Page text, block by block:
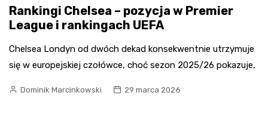
Rankingi Chelsea – pozycja w Premier
League i rankingach UEFA
Chelsea Londyn od dwóch dekad konsekwentnie utrzymuje
się w europejskiej czołówce, choć sezon 2025/26 pokazuje,
Dominik Marcinkowski 29 marca 2026